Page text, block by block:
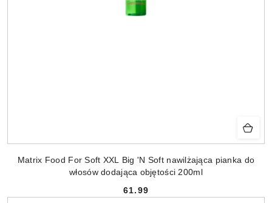
Matrix Food For Soft XXL Big 'N Soft nawilżająca pianka do
włosów dodająca objętości 200ml
Cena:
61.99